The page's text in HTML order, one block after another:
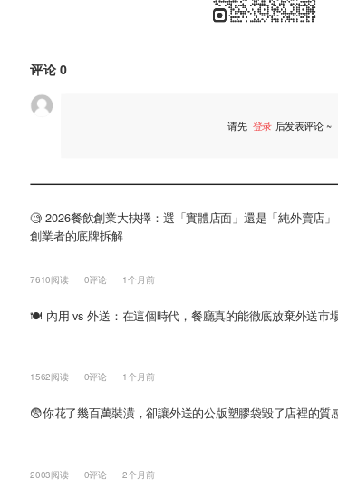
评论0
请先 登录 后发表评论 ~
🧐 2026餐飲創業大抉擇：選「實體店面」還是「純外賣店
創業者的底牌拆解
7610阅读 0评论 1个月前
🍽️ 內用 vs 外送：在這個時代，餐廳真的能徹底放棄外送市
1562阅读 0评论 1个月前
😨你花了幾百萬裝潢，卻讓外送的公版塑膠袋毀了店裡的質
2003阅读 0评论 2个月前